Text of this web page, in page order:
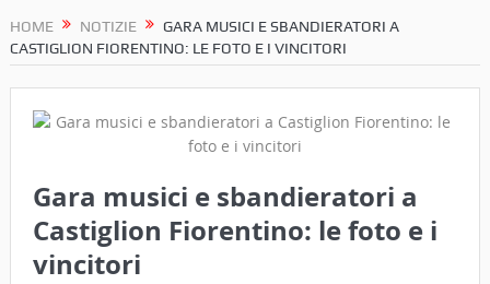
HOME NOTIZIE
GARA MUSICI E SBANDIERATORI A
CASTIGLION FIORENTINO: LE FOTO E I VINCITORI
Gara musici e sbandieratori a
Castiglion Fiorentino: le foto e i
vincitori